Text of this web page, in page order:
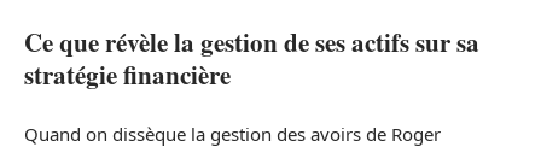
Ce que révèle la gestion de ses actifs sur sa
stratégie financière
Quand on dissèque la gestion des avoirs de Roger